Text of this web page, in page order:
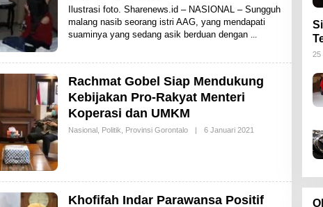
E
H
S
R
N
E
W
S
Ilustrasi foto. Sharenews.id – NASIONAL – Sungguh
malang nasib seorang istri AAG, yang mendapati
suaminya yang sedang asik berduan dengan
Rachmat Gobel Siap Mendukung
Kebijakan Pro-Rakyat Menteri
Koperasi dan UMKM
Nasional, Politik Provinsi Gorontalo | 6 Januari 2021
R
Khofifah Indar Parawansa Positif
25